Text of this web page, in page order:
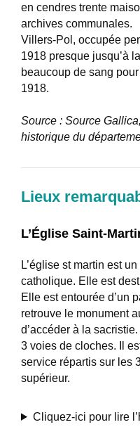
en cendres trente
archives communales.
Villers-Pol, occupée
1918 presque jusqu’à
beaucoup de sang
1918.
Source : Source
historique du
Lieux
L’Église Saint-
L’église st martin est
catholique. Elle est
Elle est entourée d’un
retrouve le monument
d’accéder à la
3 voies de cloches. Il
service répartis sur les
supérieur.
Cliquez-ici pour lire